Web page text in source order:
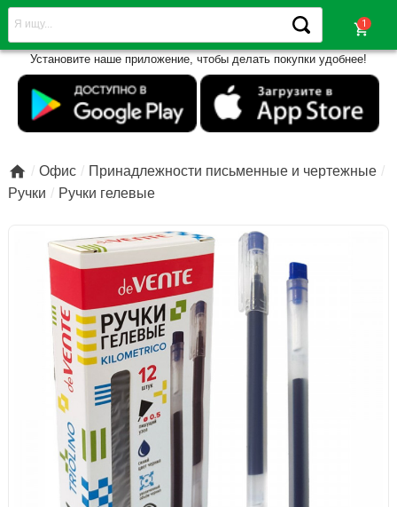
shopping_cart
Установите наше приложение, чтобы делать покупки удобнее!
 Офис
Принадлежности письменные и чертежные
Ручки
Ручки гелевые